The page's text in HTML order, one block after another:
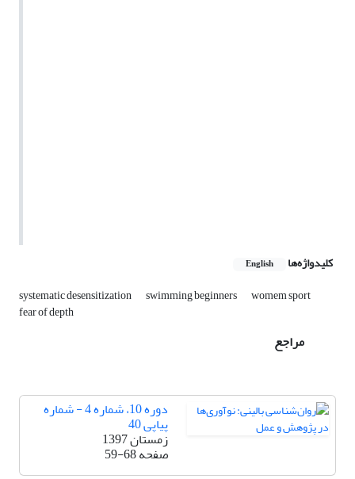
کلیدواژه‌ها English
systematic desensitization swimming beginners womem sport
fear of depth
مراجع
دوره 10، شماره 4 - شماره
پیاپی 40
زمستان 1397
صفحه59-68